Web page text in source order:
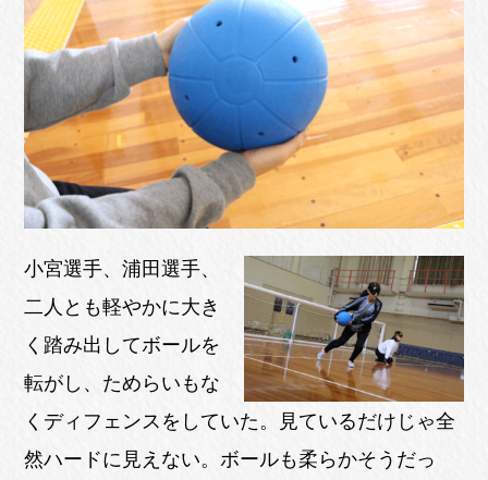
小宮選手、浦田選手、
二人とも軽やかに大き
く踏み出してボールを
転がし、ためらいもな
くディフェンスをしていた。見ているだけじゃ全
然ハードに見えない。ボールも柔らかそうだっ